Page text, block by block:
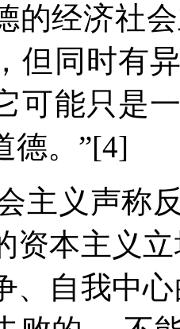
的经济社
但同时有
可能只是
。 ”[4]
主义声称
资本主义
、自我中